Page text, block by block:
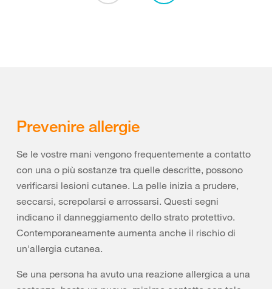
Prevenire allergie
Se le vostre mani vengono frequentemente a contatto
con una o più sostanze tra quelle descritte, possono
verificarsi lesioni cutanee. La pelle inizia a prudere,
seccarsi, screpolarsi e arrossarsi. Questi segni
indicano il danneggiamento dello strato protettivo.
Contemporaneamente aumenta anche il rischio di
un'allergia cutanea.
Se una persona ha avuto una reazione allergica a una